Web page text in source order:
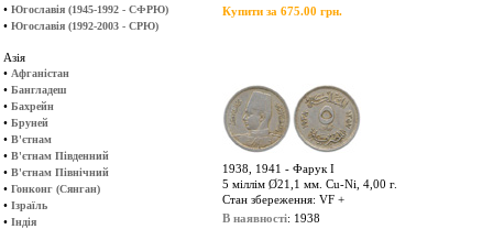
• Югославія (1945-1992 - СФРЮ)
• Югославія (1992-2003 - СРЮ)
Азія
• Афганістан
• Бангладеш
• Бахрейн
• Бруней
• В'єтнам
• В'єтнам Південний
• В'єтнам Північний
• Гонконг (Сянган)
• Ізраїль
• Індія
Купити за 675.00 грн.
1938, 1941 - Фарук І
5 міллім Ø21,1 мм. Cu-Ni, 4,00 г.
Стан збереження: VF +
В наявності: 1938